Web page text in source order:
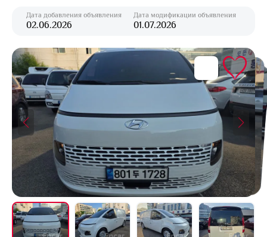
Дата добавления объявления
02.06.2026
Дата модификации объявления
01.07.2026